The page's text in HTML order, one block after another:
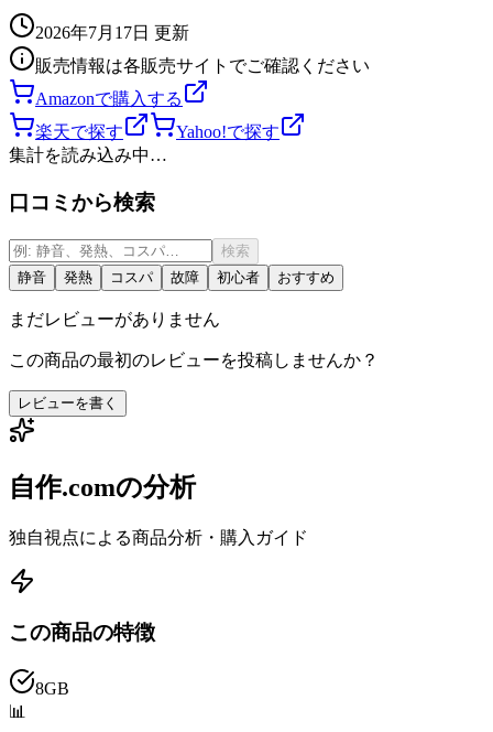
2026年7月17日 更新
販売情報は各販売サイトでご確認ください
Amazonで購入する
楽天で探す
Yahoo!で探す
集計を読み込み中…
口コミから検索
検索
静音
発熱 コスパ 故障 初心者 おすすめ
まだレビューがありません
この商品の最初のレビューを投稿しませんか？
レビューを書く
自作.comの分析
独自視点による商品分析・購入ガイド
この商品の特徴
8GB
📊